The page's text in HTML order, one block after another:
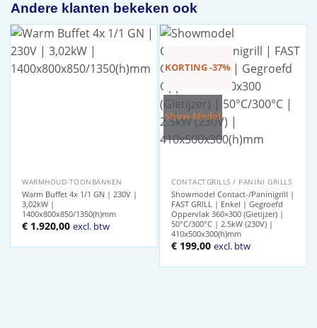
Andere klanten bekeken ook
WARMHOUD-TOONBANKEN
Warm Buffet 4x 1/1 GN | 230V |
3,02kW |
1400x800x850/1350(h)mm
€ 1.920,00 excl. btw
KORTING -37%
Show-Model
CONTACTGRILLS / PANINI GRILLS
Showmodel Contact-/Paninigrill |
FAST GRILL | Enkel | Gegroefd
Oppervlak 360×300 (Gietijzer) |
50°C/300°C | 2.5kW (230V) |
410x500x300(h)mm
Oorspronkelijke
was:
€ 199,00Huidige
is:
excl. btw